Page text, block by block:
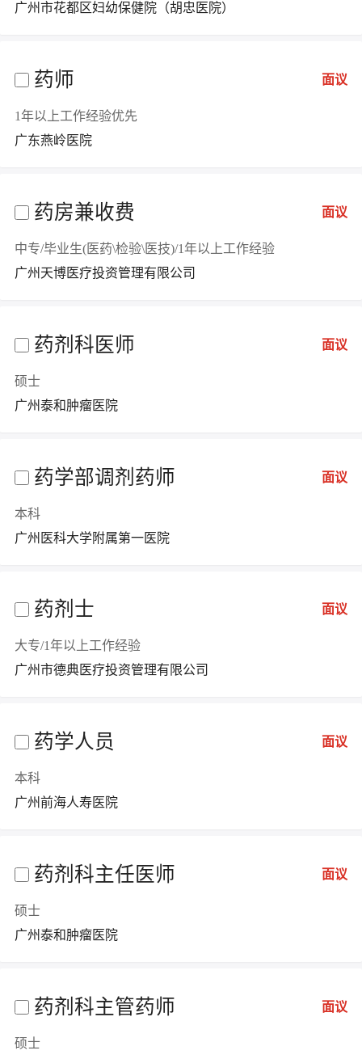
广州市花都区妇幼保健院（胡忠医院）
药师 面议
1年以上工作经验优先
广东燕岭医院
药房兼收费 面议
中专/毕业生(医药\检验\医技)/1年以上工作经验
广州天博医疗投资管理有限公司
药剂科医师 面议
硕士
广州泰和肿瘤医院
药学部调剂药师 面议
本科
广州医科大学附属第一医院
药剂士 面议
大专/1年以上工作经验
广州市德典医疗投资管理有限公司
药学人员 面议
本科
广州前海人寿医院
药剂科主任医师 面议
硕士
广州泰和肿瘤医院
药剂科主管药师 面议
硕士